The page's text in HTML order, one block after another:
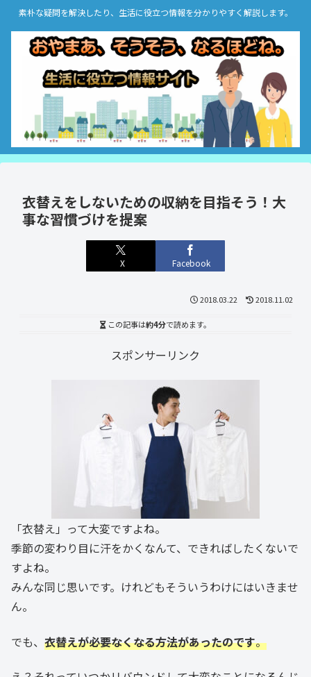
素朴な疑問を解決したり、生活に役立つ情報を分かりやすく解説します。
衣替えをしないための収納を目指そう！大
事な習慣づけを提案
X Facebook
2018.03.22 2018.11.02
この記事は約4分で読めます。
スポンサーリンク
「衣替え」って大変ですよね。
季節の変わり目に汗をかくなんて、できればしたくないで
すよね。
みんな同じ思いです。けれどもそういうわけにはいきませ
ん。
でも、 衣替えが必要なくなる方法があったのです。